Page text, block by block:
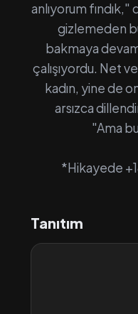
anlıyorum
gizlemeden
bakmaya
çalışıyordu. Net
kadın, yine de
arsızca
"Ama
*Hikayede
Tanıtım